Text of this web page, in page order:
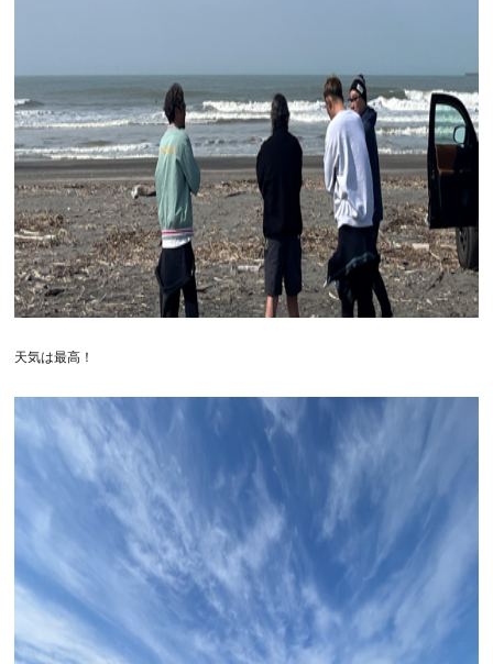
天気は最高！